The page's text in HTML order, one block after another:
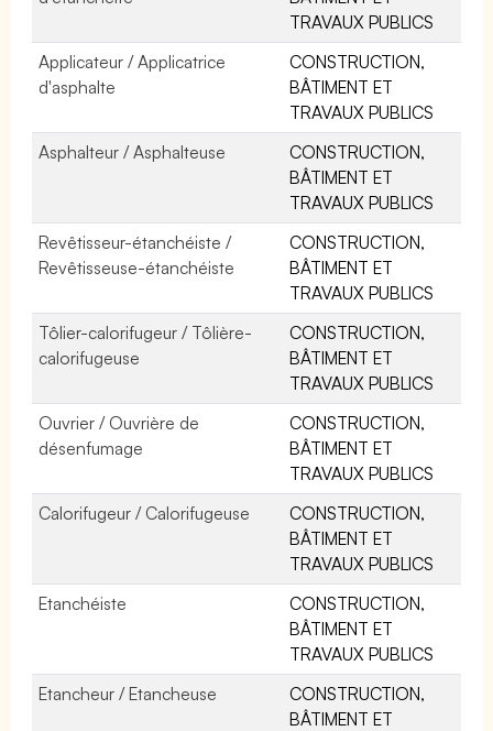
TRAVAUX PUBLICS
Applicateur / Applicatrice
d'asphalte
CONSTRUCTION,
BÂTIMENT ET
TRAVAUX PUBLICS
Asphalteur / Asphalteuse
CONSTRUCTION,
BÂTIMENT ET
TRAVAUX PUBLICS
Revêtisseur-étanchéiste /
Revêtisseuse-étanchéiste
CONSTRUCTION,
BÂTIMENT ET
TRAVAUX PUBLICS
Tôlier-calorifugeur / Tôlière-
calorifugeuse
CONSTRUCTION,
BÂTIMENT ET
TRAVAUX PUBLICS
Ouvrier / Ouvrière de
désenfumage
CONSTRUCTION,
BÂTIMENT ET
TRAVAUX PUBLICS
Calorifugeur / Calorifugeuse
CONSTRUCTION,
BÂTIMENT ET
TRAVAUX PUBLICS
Etanchéiste
CONSTRUCTION,
BÂTIMENT ET
TRAVAUX PUBLICS
Etancheur / Etancheuse
CONSTRUCTION,
BÂTIMENT ET